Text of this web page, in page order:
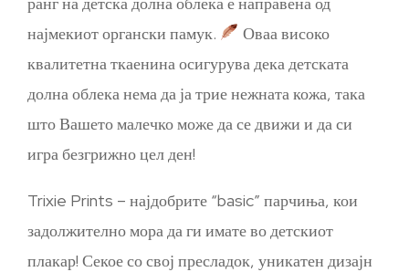
најмекиот органски памук.
Оваа високо
квалитетна ткаенина осигурува дека детската
долна облека нема да ја трие нежната кожа, така
што Вашето малечко може да се движи и да си
игра безгрижно цел ден!
Trixie Prints – најдобрите “basic” парчиња, кои
задолжително мора да ги имате во детскиот
плакар! Секое со свој пресладок, уникатен дизајн